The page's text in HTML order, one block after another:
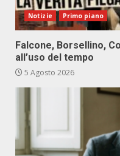
Notizie Primo piano
Falcone, Borsellino,
all’uso del tempo
5 Agosto 2026